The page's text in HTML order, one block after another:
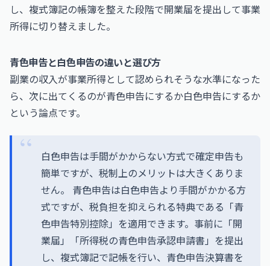
し、複式簿記の帳簿を整えた段階で開業届を提出して事業
所得に切り替えました。
青色申告と白色申告の違いと選び方
副業の収入が事業所得として認められそうな水準になった
ら、次に出てくるのが青色申告にするか白色申告にするか
という論点です。
白色申告は手間がかからない方式で確定申告も
簡単ですが、税制上のメリットは大きくありま
せん。 青色申告は白色申告より手間がかかる方
式ですが、税負担を抑えられる特典である「青
色申告特別控除」を適用できます。事前に「開
業届」「所得税の青色申告承認申請書」を提出
し、複式簿記で記帳を行い、青色申告決算書を